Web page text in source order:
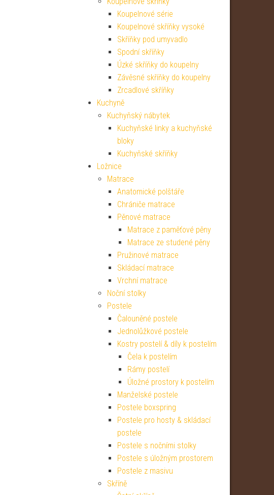
Koupelnové série
Koupelnové skříňky vysoké
Skříňky pod umyvadlo
Spodní skříňky
Úzké skříňky do koupelny
Závěsné skříňky do koupelny
Zrcadlové skříňky
Kuchyně
Kuchyňský nábytek
Kuchyňské linky a kuchyňské
bloky
Kuchyňské skříňky
Ložnice
Matrace
Anatomické polštáře
Chrániče matrace
Pěnové matrace
Matrace z paměťové pěny
Matrace ze studené pěny
Pružinové matrace
Skládací matrace
Vrchní matrace
Noční stolky
Postele
Čalouněné postele
Jednolůžkové postele
Kostry postelí & díly k postelím
Čela k postelím
Rámy postelí
Úložné prostory k postelím
Manželské postele
Postele boxspring
Postele pro hosty & skládací
postele
Postele s nočními stolky
Postele s úložným prostorem
Postele z masivu
Skříně